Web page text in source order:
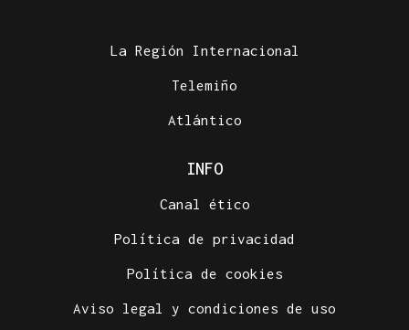
La Región Internacional
Telemiño
Atlántico
INFO
Canal ético
Política de privacidad
Política de cookies
Aviso legal y condiciones de uso